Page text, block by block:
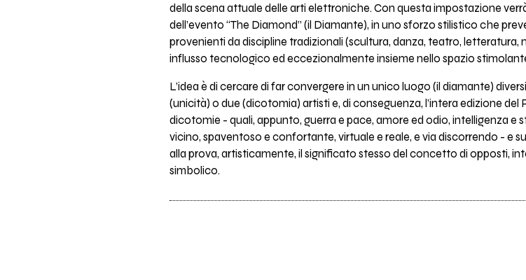
della scena attuale delle arti elettroniche. Con questa impostazione
dell’evento “The Diamond” (il Diamante), in uno sforzo stilistico che
provenienti da discipline tradizionali (scultura, danza, teatro,
influsso tecnologico ed eccezionalmente insieme nello spazio
L’idea è di cercare di far convergere in un unico luogo (il diamante)
(unicità) o due (dicotomia) artisti e, di conseguenza, l’intera edizione
dicotomie - quali, appunto, guerra e pace, amore ed odio, intelligenza
vicino, spaventoso e confortante, virtuale e reale, e via discorrendo - e
alla prova, artisticamente, il significato stesso del concetto di opposti,
simbolico.